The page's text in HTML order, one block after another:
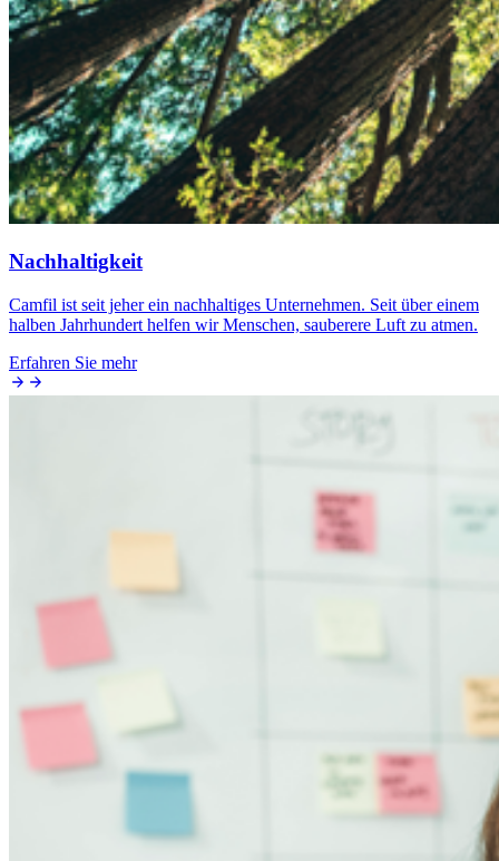
Nachhaltigkeit
Camfil ist seit jeher ein nachhaltiges Unternehmen. Seit über einem
halben Jahrhundert helfen wir Menschen, sauberere Luft zu atmen.
Erfahren Sie mehr